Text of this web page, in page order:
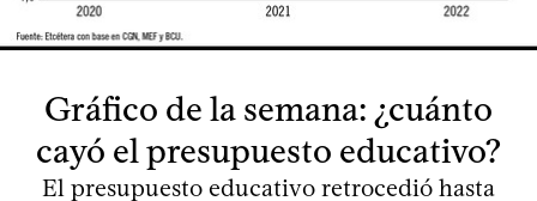
Gráfico de la semana: ¿cuánto
cayó el presupuesto educativo?
El presupuesto educativo retrocedió hasta